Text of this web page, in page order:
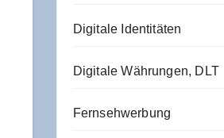
Digitale Identitäten
Digitale Währungen, DLT
Fernsehwerbung